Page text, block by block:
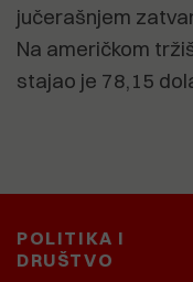
jučerašnjem
Na američkom
stajao je 78,15
POLITIKA I
DRUŠTVO